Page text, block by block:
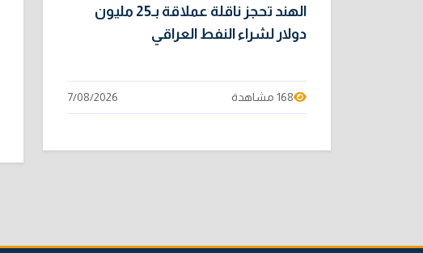
الهند تحجز ناقلة عملاقة بـ25 مليون
دولار لشراء النفط العراقي
168 مشاهدة 7/08/2026